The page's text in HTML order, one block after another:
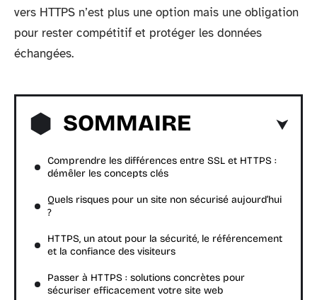
vers HTTPS n’est plus une option mais une obligation
pour rester compétitif et protéger les données
échangées.
SOMMAIRE
Comprendre les différences entre SSL et HTTPS :
démêler les concepts clés
Quels risques pour un site non sécurisé aujourd’hui
?
HTTPS, un atout pour la sécurité, le référencement
et la confiance des visiteurs
Passer à HTTPS : solutions concrètes pour
sécuriser efficacement votre site web